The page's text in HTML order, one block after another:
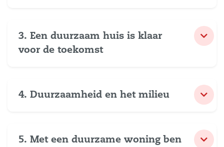
3. Een duurzaam huis is klaar
voor de toekomst
4. Duurzaamheid en het milieu
5. Met een duurzame woning ben